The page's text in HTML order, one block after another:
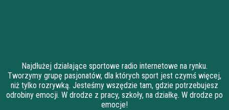
Najdłużej działające sportowe radio internetowe na rynku.
Tworzymy grupę pasjonatów, dla których sport jest czymś więcej,
niż tylko rozrywką. Jesteśmy wszędzie tam, gdzie potrzebujesz
odrobiny emocji. W drodze z pracy, szkoły, na działkę. W drodze po
emocje!